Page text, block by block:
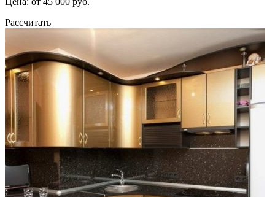
Рассчитать